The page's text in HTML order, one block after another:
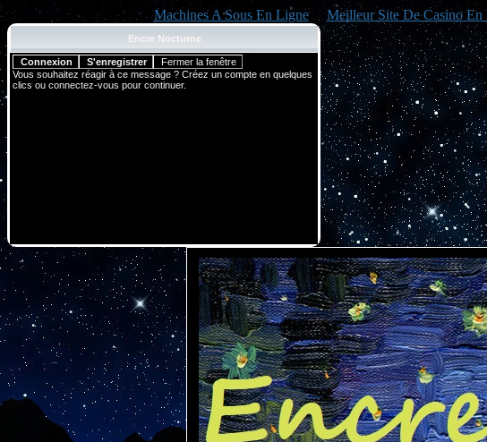
Machines A Sous En Ligne Meilleur Site De Casino En
Encre Nocturne
Vous souhaitez réagir à ce message ? Créez un compte en quelques
clics ou connectez-vous pour continuer.